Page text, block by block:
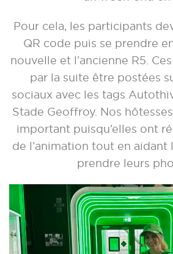
Pour cela, les participants
QR code puis se prendre
nouvelle et l’ancienne R5.
par la suite être postées
sociaux avec les tags
Stade Geoffroy. Nos
important puisqu’elles ont
de l’animation tout en aidant
prendre leurs